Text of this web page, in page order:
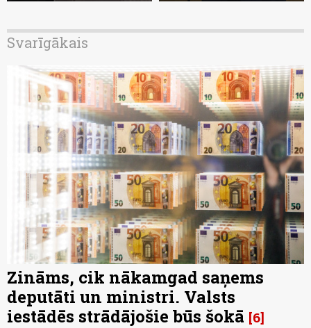
Svarīgākais
Zināms, cik nākamgad saņems
deputāti un ministri. Valsts
iestādēs strādājošie būs šokā 6